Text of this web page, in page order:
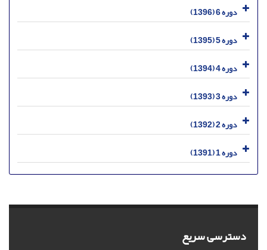
دوره 6 (1396)
دوره 5 (1395)
دوره 4 (1394)
دوره 3 (1393)
دوره 2 (1392)
دوره 1 (1391)
دسترسی سریع